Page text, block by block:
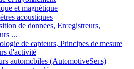
et magnétique
acoustiques
de données, Enregistreurs,
...
de capteurs, Principes de mesure
d'activité
automobiles (AutomotiveSens)